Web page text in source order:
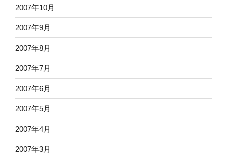
2007年10月
2007年9月
2007年8月
2007年7月
2007年6月
2007年5月
2007年4月
2007年3月